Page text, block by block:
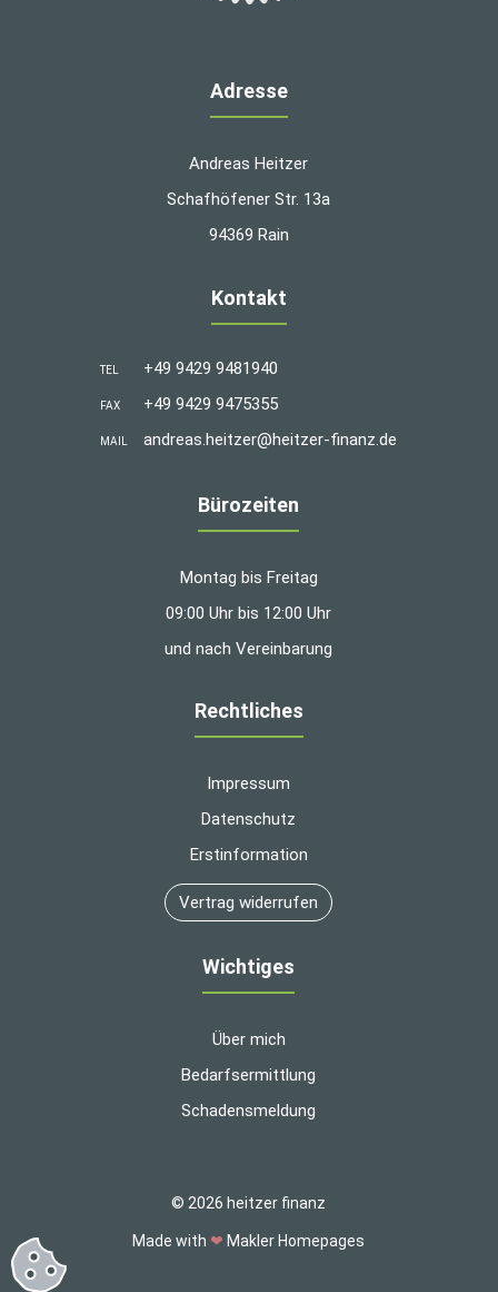
Adresse
Andreas Heitzer
Schafhöfener Str. 13a
94369 Rain
Kontakt
TEL +49 9429 9481940
FAX +49 9429 9475355
MAIL andreas.heitzer@heitzer-finanz.de
Bürozeiten
Montag bis Freitag
09:00 Uhr bis 12:00 Uhr
und nach Vereinbarung
Rechtliches
Impressum
Datenschutz
Erstinformation
Vertrag widerrufen
Wichtiges
Über mich
Bedarfsermittlung
Schadensmeldung
© 2026 heitzer finanz
Made with❤ Makler Homepages